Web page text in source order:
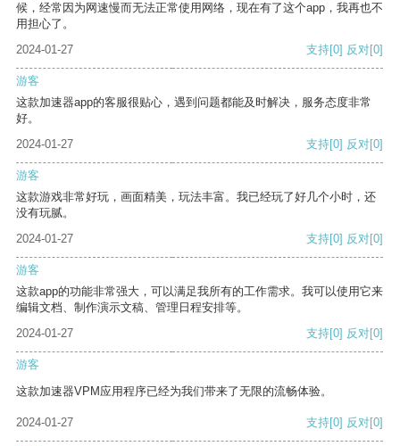
候，经常因为网速慢而无法正常使用网络，现在有了这个app，我再也不
用担心了。
2024-01-27
支持[0] 反对[0]
游客
这款加速器app的客服很贴心，遇到问题都能及时解决，服务态度非常
好。
2024-01-27
支持[0] 反对[0]
游客
这款游戏非常好玩，画面精美，玩法丰富。我已经玩了好几个小时，还
没有玩腻。
2024-01-27
支持[0] 反对[0]
游客
这款app的功能非常强大，可以满足我所有的工作需求。我可以使用它来
编辑文档、制作演示文稿、管理日程安排等。
2024-01-27
支持[0] 反对[0]
游客
这款加速器VPM应用程序已经为我们带来了无限的流畅体验。
2024-01-27 支持[0] 反对[0]